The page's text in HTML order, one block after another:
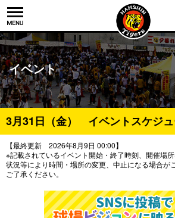
イベント
3月31日（金） イベントスケジ
【最終更新 2026年8月9日 00:00】
※記載されているイベント開始・終了時刻、開催場
状況等により時間・場所の変更、中止になる場合が
ご了承ください。